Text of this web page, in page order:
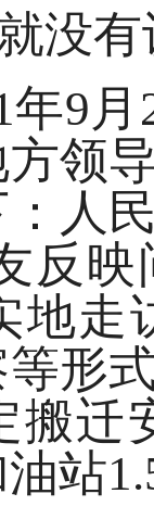
有
9月
领
人
反
地走
形
搬
油站